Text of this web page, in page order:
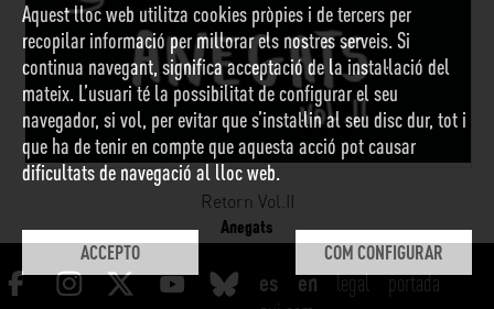
Retorn Vol.II
Anegats
Aquest lloc web utilitza cookies pròpies i de tercers per
recopilar informació per millorar els nostres serveis. Si
continua navegant, significa acceptació de la instal·lació del
mateix. L’usuari té la possibilitat de configurar el seu
navegador, si vol, per evitar que s’instal·lin al seu disc dur, tot i
que ha de tenir en compte que aquesta acció pot causar
dificultats de navegació al lloc web.
ACCEPTO COM CONFIGURAR
legal
portada